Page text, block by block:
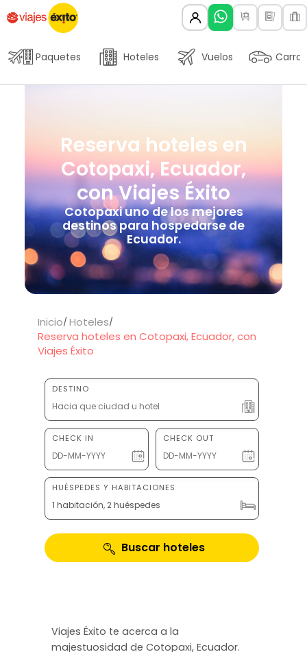
Paquetes Hoteles Vuelos Carros
Reserva hoteles en
Cotopaxi, Ecuador,
con Viajes Éxito
Cotopaxi uno de los mejores
destinos para hospedarse de
Ecuador.
Inicio Hoteles
Reserva hoteles en Cotopaxi, Ecuador, con
Viajes Éxito
DESTINO
CHECK IN CHECK OUT
HUÉSPEDES Y HABITACIONES
1 habitación, 2 huéspedes
Buscar hoteles
Viajes Éxito te acerca a la
majestuosidad de Cotopaxi, Ecuador.